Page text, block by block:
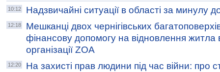
10:12 Надзвичайні ситуації в області за минулу
12:18
Мешканці двох чернігівських
фінансову допомогу на відновлення житла
організації ZOA
12:20
На захисті прав людини під час війни: про